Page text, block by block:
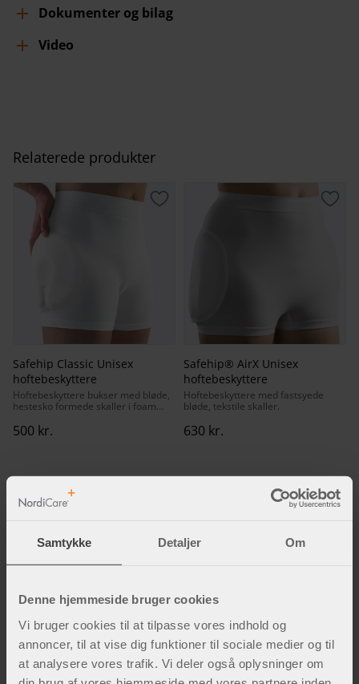
Samtykke Detaljer Om
Denne hjemmeside bruger cookies
Vi bruger cookies til at tilpasse vores indhold og
annoncer, til at vise dig funktioner til sociale medier og til
at analysere vores trafik. Vi deler også oplysninger om
Dokumenter og bilag
Video
Relaterede produkter
Safehip Classic Unisex
hoftebeskyttere
Hoftebeskyttere bukser med bløde,
hestesko formede skaller i foam
500 kr.
Gem som favorit
Safehip® AirX Unisex
hoftebeskyttere
Hoftebeskyttere med fastsyede
bløde, tekstile skaller.
630 kr.